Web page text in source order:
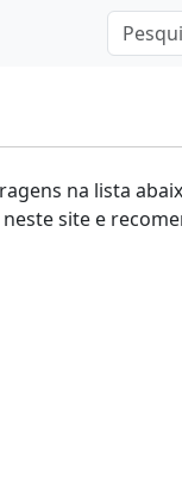
na lista
site e